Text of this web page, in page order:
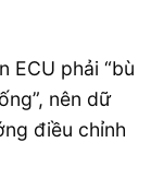
ECU phải “bù
nên dữ
điều chỉnh